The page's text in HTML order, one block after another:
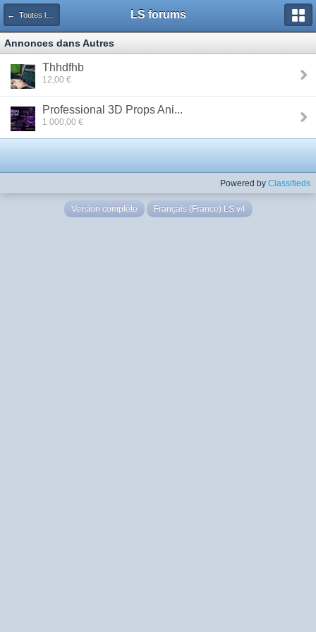
← Toutes les annonces LS forums
Annonces dans Autres
Thhdfhb
12,00 €
Professional 3D Props Ani...
1 000,00 €
Powered by Classifieds
Version complète Français (France) LS v4